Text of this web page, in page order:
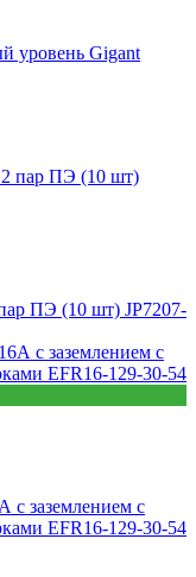
уровень Gigant
ПЭ (10 шт) JP7207-
с заземлением с
EFR16-129-30-54